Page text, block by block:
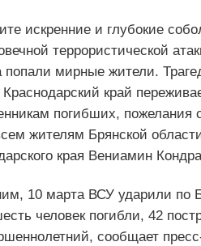
искренние и глубокие
террористической
попали мирные жители.
Краснодарский край
погибших,
жителям Брянской
края Вениамин
10 марта ВСУ ударили по
человек погибли, 42
сообщает